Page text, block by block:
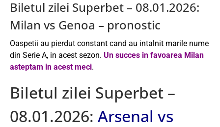
Biletul zilei Superbet – 08.01.2026:
Milan vs Genoa – pronostic
Oaspetii au pierdut constant cand au intalnit marile nume
din Serie A, in acest sezon. Un succes in favoarea Milan
asteptam in acest meci.
Biletul zilei Superbet –
08.01.2026: Arsenal vs